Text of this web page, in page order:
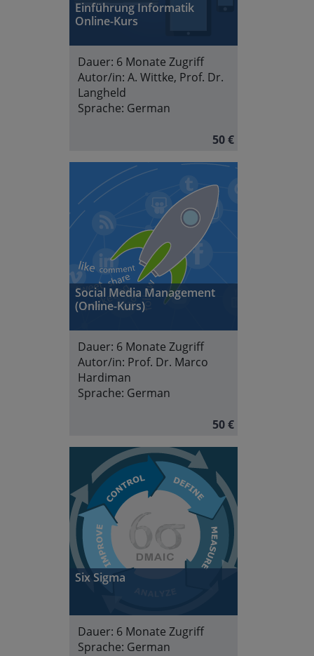
Einführung Informatik
Online-Kurs
Dauer: 6 Monate Zugriff
Autor/in: A. Wittke, Prof. Dr.
Langheld
Sprache: German
50 €
Social Media Management
(Online-Kurs)
Dauer: 6 Monate Zugriff
Autor/in: Prof. Dr. Marco
Hardiman
Sprache: German
50 €
Six Sigma
Dauer: 6 Monate Zugriff
Sprache: German